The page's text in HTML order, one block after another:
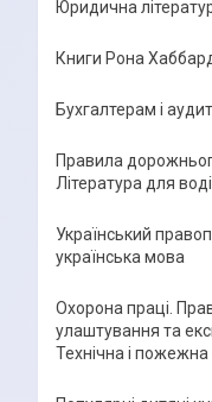
Юридична
Книги Рона
Бухгалтерам і
Правила
Література для
Український
українська мова
Охорона праці.
улаштування та
Технічна і пожежна